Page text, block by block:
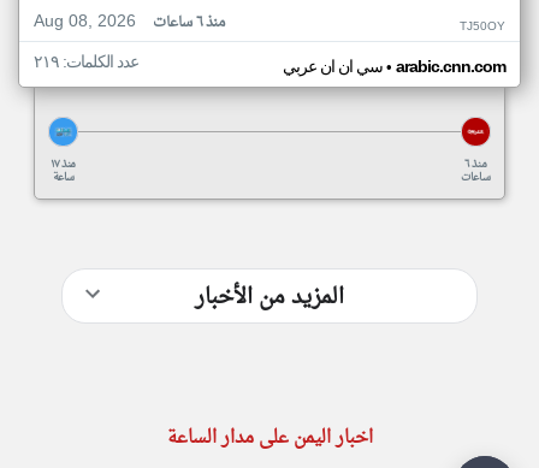
Aug 08, 2026
منذ ٦ ساعات TJ50OY
سي ان ان عربي• arabic.cnn.com عدد الكلمات: ٢١٩
منذ ١٧
ساعة
منذ ٦
ساعات
المزيد من الأخبار
اخبار اليمن على مدار الساعة